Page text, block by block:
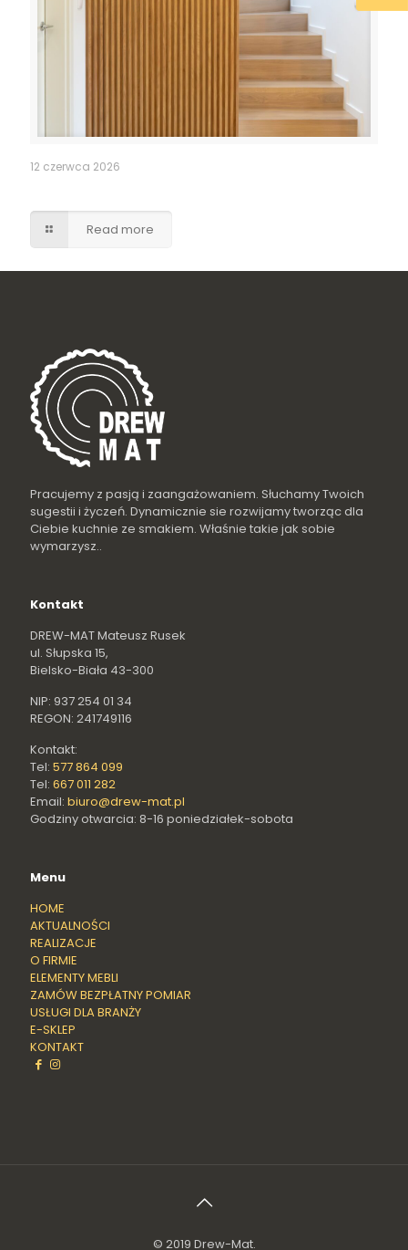
12 czerwca 2026
Read more
Pracujemy z pasją i zaangażowaniem. Słuchamy Twoich
sugestii i życzeń. Dynamicznie sie rozwijamy tworząc dla
Ciebie kuchnie ze smakiem. Właśnie takie jak sobie
wymarzysz..
Kontakt
DREW-MAT Mateusz Rusek
ul. Słupska 15,
Bielsko-Biała 43-300
NIP: 937 254 01 34
REGON: 241749116
Kontakt:
Tel: 577 864 099
Tel: 667 011 282
Email: biuro@drew-mat.pl
Godziny otwarcia: 8-16 poniedziałek-sobota
Menu
HOME
AKTUALNOŚCI
REALIZACJE
O FIRMIE
ELEMENTY MEBLI
ZAMÓW BEZPŁATNY POMIAR
USŁUGI DLA BRANŻY
E-SKLEP
KONTAKT
© 2019 Drew-Mat.